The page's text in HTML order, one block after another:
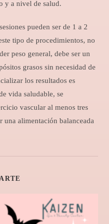
y a nivel de salud.
pueden ser de 1 a 2
tipo de procedimientos, no
peso general, debe ser un
grasos sin necesidad de
los resultados es
vida saludable, se
vascular al menos tres
una alimentación balanceada